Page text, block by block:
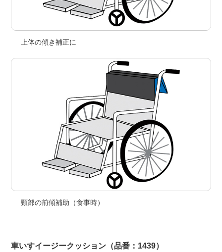
上体の傾き補正に
頸部の前傾補助（食事時）
車いすイージークッション（品番：1439）